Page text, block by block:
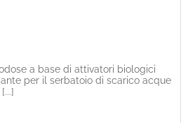
a base di attivatori biologici
per il serbatoio di scarico acque